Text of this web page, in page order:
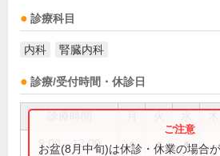
診療科目
内科 腎臓内科
診療/受付時間・休診日
9:00～12:00 ● ● ●
お盆(8月中旬)は休診・休業の場合